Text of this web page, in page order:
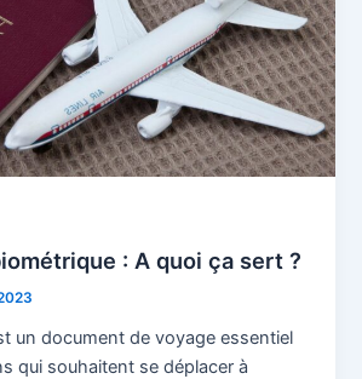
: A quoi ça sert ?
un document de voyage essentiel
qui souhaitent se déplacer à